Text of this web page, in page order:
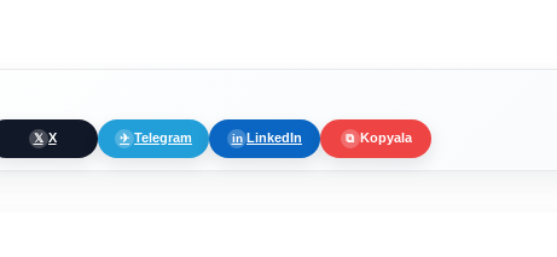
𝕏 X ✈ Telegram in LinkedIn ⧉ Kopyala